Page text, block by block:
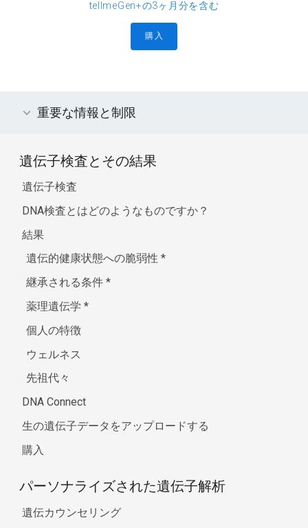
tellmeGen+の3ヶ月分を含む
購入
重要な情報と制限
遺伝子検査とその結果
遺伝子検査
DNA検査とはどのようなものですか？
結果
遺伝的健康状態への脆弱性*
継承される条件*
薬理遺伝学*
個人の特徴
ウェルネス
先祖代々
DNA Connect
生の遺伝子データをアップロードする
購入
パーソナライズされた遺伝子解析
遺伝カウンセリング